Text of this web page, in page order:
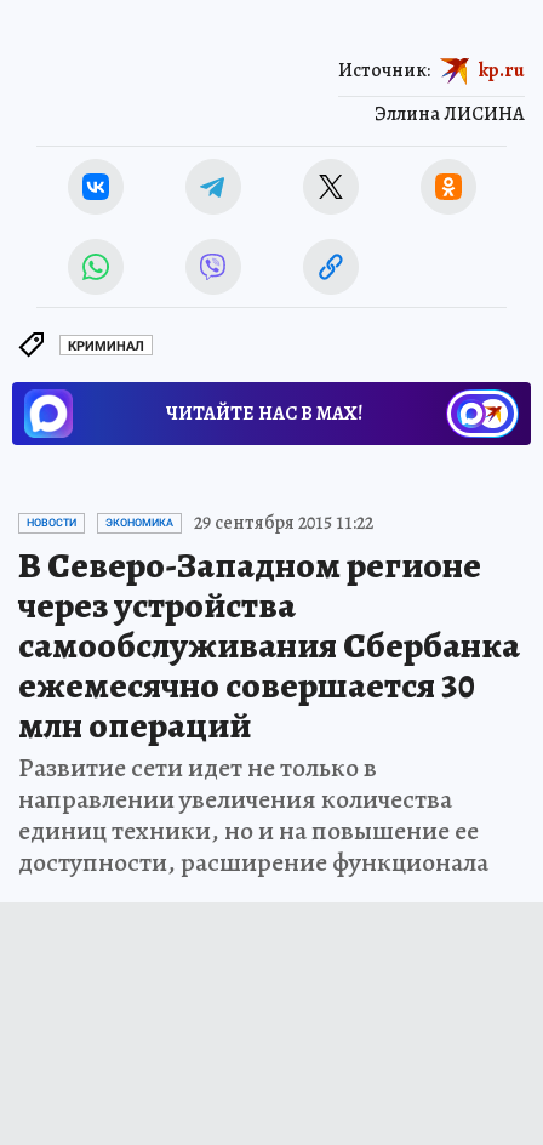
Эллина ЛИСИНА
Источник: kp.ru
КРИМИНАЛ
ЧИТАЙТЕ НАС В МАХ!
НОВОСТИ ЭКОНОМИКА 29 сентября 2015 11:22
В Северо-Западном регионе
через устройства
самообслуживания Сбербанка
ежемесячно совершается 30
млн операций
Развитие сети идет не только в
направлении увеличения количества
единиц техники, но и на повышение ее
доступности, расширение функционала